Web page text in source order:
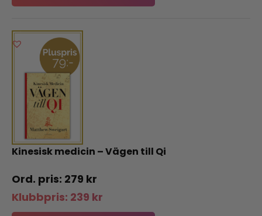
Kinesisk medicin – Vägen till Qi
279 kr
Klubbpris: 239 kr